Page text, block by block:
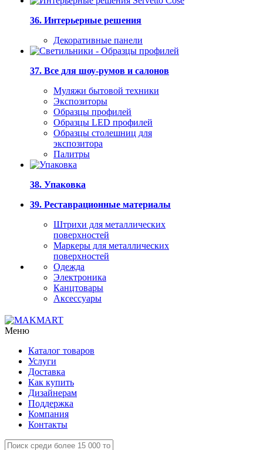
36. Интерьерные решения
Декоративные панели
37. Все для шоу-румов и салонов
Муляжи бытовой техники
Экспозиторы
Образцы профилей
Образцы LED профилей
Образцы столешниц для
экспозитора
Палитры
38. Упаковка
39. Реставрационные материалы
Штрихи для металлических
поверхностей
Маркеры для металлических
поверхностей
Одежда
Электроника
Канцтовары
Аксессуары
Меню
Каталог товаров
Услуги
Доставка
Как купить
Дизайнерам
Поддержка
Компания
Контакты